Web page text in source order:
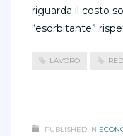
riguarda il costo
“esorbitante”
LAVORO
PUBLISHED IN